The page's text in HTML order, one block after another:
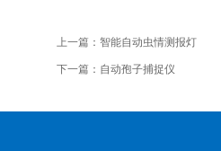
上一篇： 智能自动虫情测报灯
下一篇： 自动孢子捕捉仪